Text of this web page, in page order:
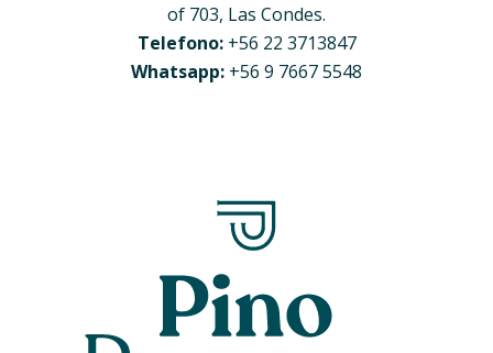
of 703, Las Condes.
Telefono:+56 22 3713847
Whatsapp: +56 9 7667 5548